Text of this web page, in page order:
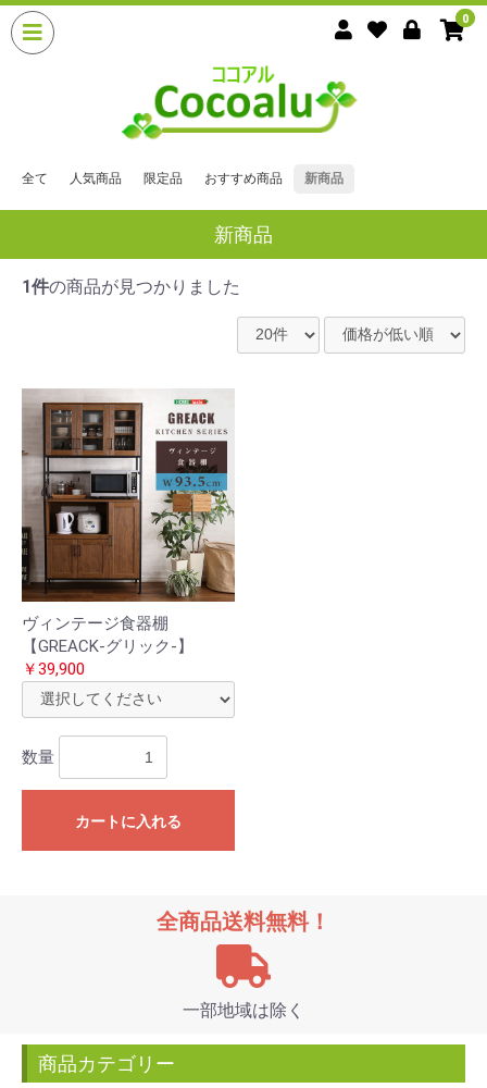
0
全商品送料無料！
一部地域は除く
商品カテゴリー
全て 人気商品 限定品 おすすめ商品 新商品
新商品
1件の商品が見つかりました
ヴィンテージ食器棚
【GREACK-グリック-】
￥39,900
数量
カートに入れる